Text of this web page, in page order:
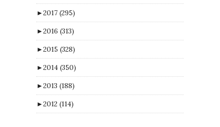
►2017 (295)
►2016 (313)
►2015 (328)
►2014 (350)
►2013 (188)
►2012 (114)